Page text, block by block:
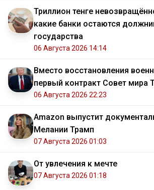
Триллион тенге
какие банки остаются
государства
06 Августа 2026 14:14
Вместо восстановления
первый контракт Совет мира
06 Августа 2026 22:23
Amazon выпустит
Мелании Трамп
07 Августа 2026 01:03
От увлечения к мечте
07 Августа 2026 01:18